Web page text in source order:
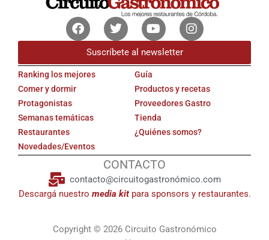
FacebookTwitterYoutubeInstagram
Suscríbete al newsletter
Ranking los mejores
Comer y dormir
Protagonistas
Semanas temáticas
Restaurantes
Novedades/Eventos
Guía
Productos y recetas
Proveedores Gastro
Tienda
¿Quiénes somos?
CONTACTO
contacto@circuitogastronómico.com
Descargá nuestro media kitpara sponsors y restaurantes.
Copyright © 2026 Circuito Gastronómico